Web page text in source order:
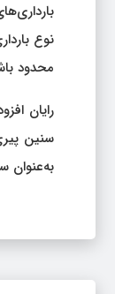
نوع
محدود
رایان
سنین
به‌عنوان